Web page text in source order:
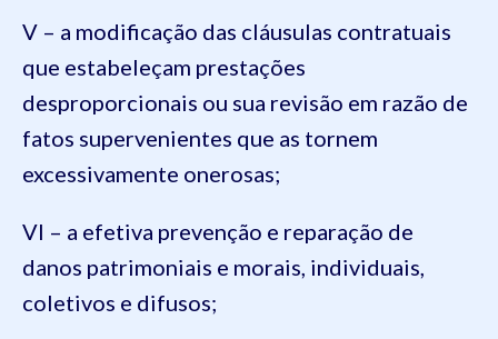
V – a modificação das cláusulas contratuais
que estabeleçam prestações
desproporcionais ou sua revisão em razão de
fatos supervenientes que as tornem
excessivamente onerosas;
VI – a efetiva prevenção e reparação de
danos patrimoniais e morais, individuais,
coletivos e difusos;